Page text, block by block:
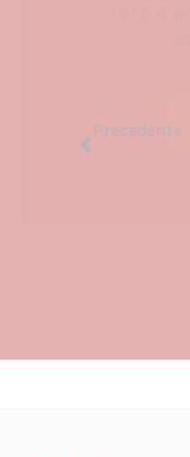
Precedente